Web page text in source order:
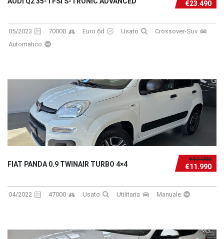
€23.490
05/2023 70000 Euro 6d Usato
Crossover-Suv
Automatico
€12.990
€11.990
FIAT PANDA 0.9 TWINAIR TURBO 4×4
04/2022 47000 Usato Utilitaria Manuale